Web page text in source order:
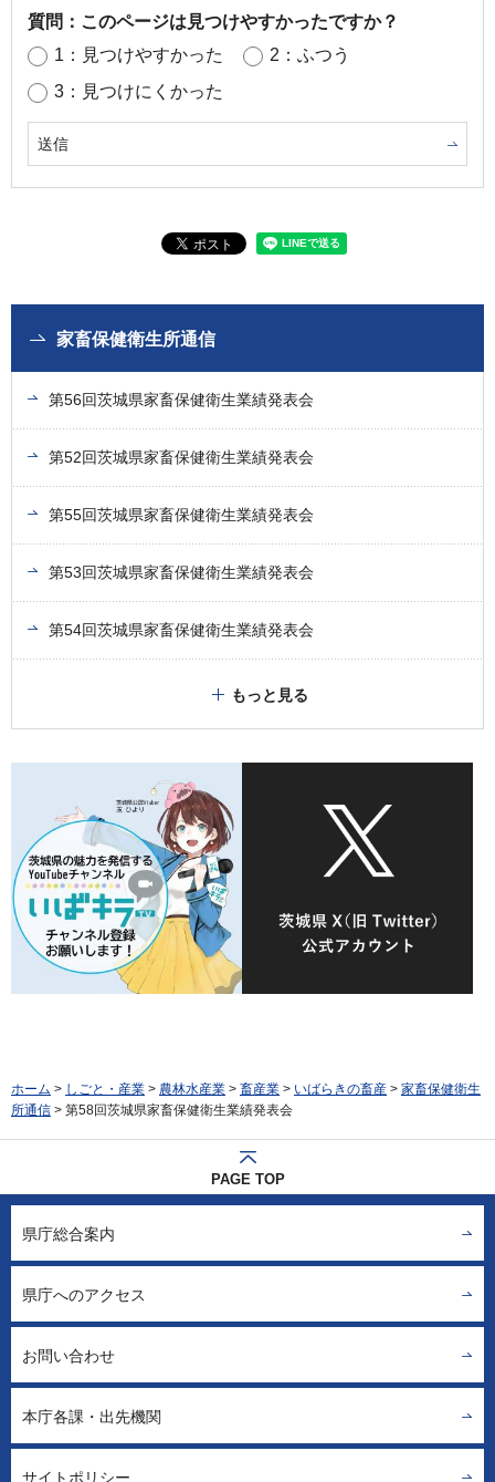
質問：このページは見つけやすかったですか？
1：見つけやすかった
2：ふつう
3：見つけにくかった
家畜保健衛生所通信
第56回茨城県家畜保健衛生業績発表会
第52回茨城県家畜保健衛生業績発表会
第55回茨城県家畜保健衛生業績発表会
第53回茨城県家畜保健衛生業績発表会
第54回茨城県家畜保健衛生業績発表会
もっと見る
ホーム > しごと・産業 > 農林水産業 > 畜産業 > いばらきの畜産 > 家畜保健衛生
所通信 > 第58回茨城県家畜保健衛生業績発表会
PAGE TOP
県庁総合案内
県庁へのアクセス
お問い合わせ
本庁各課・出先機関
サイトポリシー